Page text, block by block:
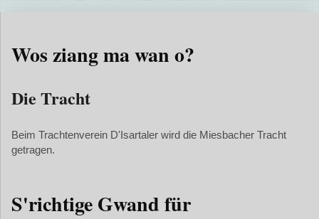
Wos ziang ma wan o?
Die Tracht
Beim Trachtenverein D'Isartaler wird die Miesbacher Tracht
getragen.
S'richtige Gwand für